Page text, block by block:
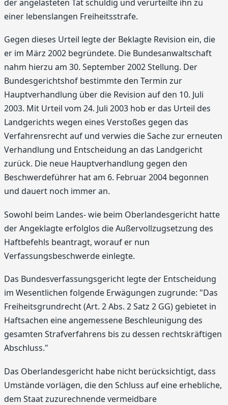
der angelasteten Tat schuldig und verurteilte ihn zu
einer lebenslangen Freiheitsstrafe.
Gegen dieses Urteil legte der Beklagte Revision ein, die
er im März 2002 begründete. Die Bundesanwaltschaft
nahm hierzu am 30. September 2002 Stellung. Der
Bundesgerichtshof bestimmte den Termin zur
Hauptverhandlung über die Revision auf den 10. Juli
2003. Mit Urteil vom 24. Juli 2003 hob er das Urteil des
Landgerichts wegen eines Verstoßes gegen das
Verfahrensrecht auf und verwies die Sache zur erneuten
Verhandlung und Entscheidung an das Landgericht
zurück. Die neue Hauptverhandlung gegen den
Beschwerdeführer hat am 6. Februar 2004 begonnen
und dauert noch immer an.
Sowohl beim Landes- wie beim Oberlandesgericht hatte
der Angeklagte erfolglos die Außervollzugsetzung des
Haftbefehls beantragt, worauf er nun
Verfassungsbeschwerde einlegte.
Das Bundesverfassungsgericht legte der Entscheidung
im Wesentlichen folgende Erwägungen zugrunde: "Das
Freiheitsgrundrecht (Art. 2 Abs. 2 Satz 2 GG) gebietet in
Haftsachen eine angemessene Beschleunigung des
gesamten Strafverfahrens bis zu dessen rechtskräftigen
Abschluss."
Das Oberlandesgericht habe nicht berücksichtigt, dass
Umstände vorlägen, die den Schluss auf eine erhebliche,
dem Staat zuzurechnende vermeidbare